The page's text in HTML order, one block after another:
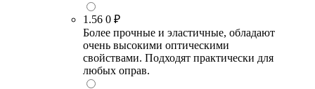
1.56 0 ₽
Более прочные и эластичные, обладают
очень высокими оптическими
свойствами. Подходят практически для
любых оправ.